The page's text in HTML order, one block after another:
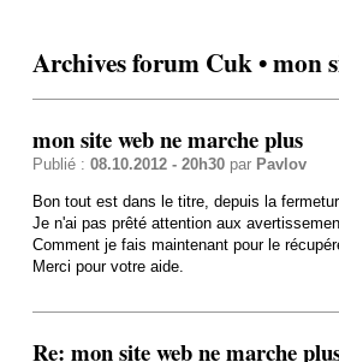
Archives forum Cuk • mon
mon site web ne marche plus
Publié : 08.10.2012 - 20h30par Pavlov
Bon tout est dans le titre, depuis la
Je n'ai pas prêté attention aux
Comment je fais maintenant pour le
Merci pour votre aide.
Re: mon site web ne marche